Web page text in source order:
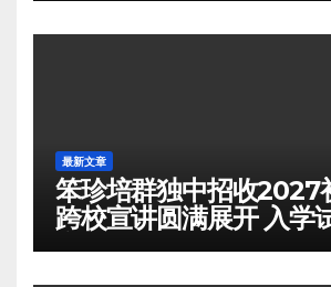
最新文章
笨珍培群独中招收2027
跨校宣讲圆满展开 入学
举行